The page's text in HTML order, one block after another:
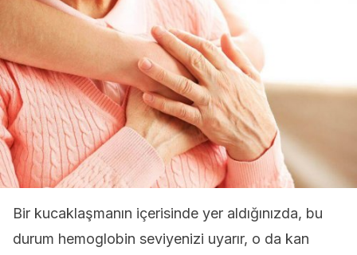
Bir kucaklaşmanın içerisinde yer aldığınızda, bu
durum hemoglobin seviyenizi uyarır, o da kan